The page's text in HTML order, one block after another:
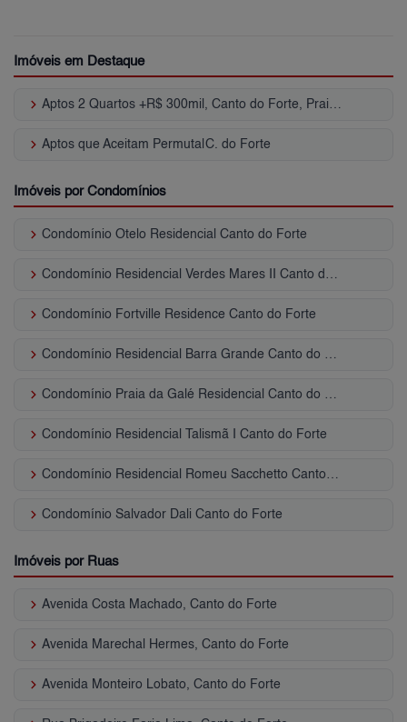
Imóveis em Destaque
keyboard_arrow_right
keyboard_arrow_right Aptos que Aceitam Permuta|C. do Forte
Imóveis por Condomínios
keyboard_arrow_right Condomínio Otelo Residencial Canto do Forte
keyboard_arrow_right
keyboard_arrow_right Condomínio Fortville Residence Canto do Forte
keyboard_arrow_right
keyboard_arrow_right
keyboard_arrow_right Condomínio Residencial Talismã I Canto do Forte
keyboard_arrow_right
keyboard_arrow_right Condomínio Salvador Dali Canto do Forte
Imóveis por Ruas
keyboard_arrow_right Avenida Costa Machado, Canto do Forte
keyboard_arrow_right Avenida Marechal Hermes, Canto do Forte
keyboard_arrow_right Avenida Monteiro Lobato, Canto do Forte